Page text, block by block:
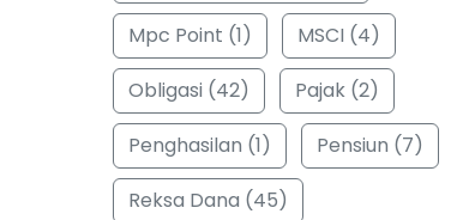
Mpc Point (1)
MSCI (4)
Obligasi (42)
Pajak (2)
Penghasilan (1)
Pensiun (7)
Reksa Dana (45)